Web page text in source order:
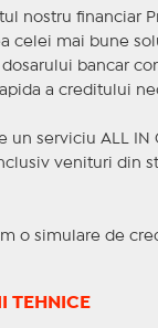
nostru financiar
celei mai bune
bancar
a creditului
un serviciu ALL
venituri din
o simulare de
TEHNICE